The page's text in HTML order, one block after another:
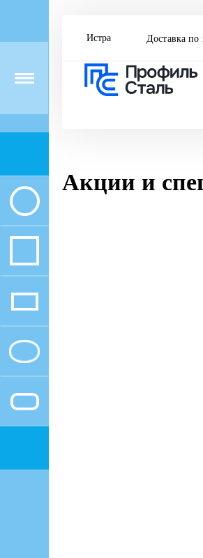
Истра Доставка по
Акции и